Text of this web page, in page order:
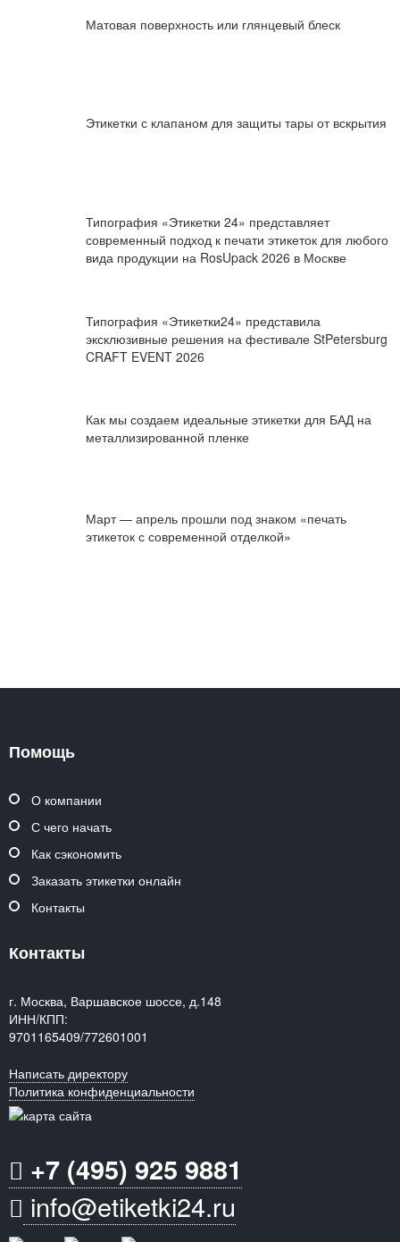
Матовая поверхность или глянцевый блеск
Этикетки с клапаном для защиты тары от вскрытия
Типография «Этикетки 24» представляет
современный подход к печати этикеток для любого
вида продукции на RosUpack 2026 в Москве
Типография «Этикетки24» представила
эксклюзивные решения на фестивале StPetersburg
CRAFT EVENT 2026
Как мы создаем идеальные этикетки для БАД на
металлизированной пленке
Март — апрель прошли под знаком «печать
этикеток с современной отделкой»
Помощь
О компании
С чего начать
Как сэкономить
Заказать этикетки онлайн
Контакты
Контакты
г. Москва, Варшавское шоссе, д.148
ИНН/КПП:
9701165409/772601001
Написать директору
Политика конфиденциальности
+7 (495) 925 9881
info@etiketki24.ru